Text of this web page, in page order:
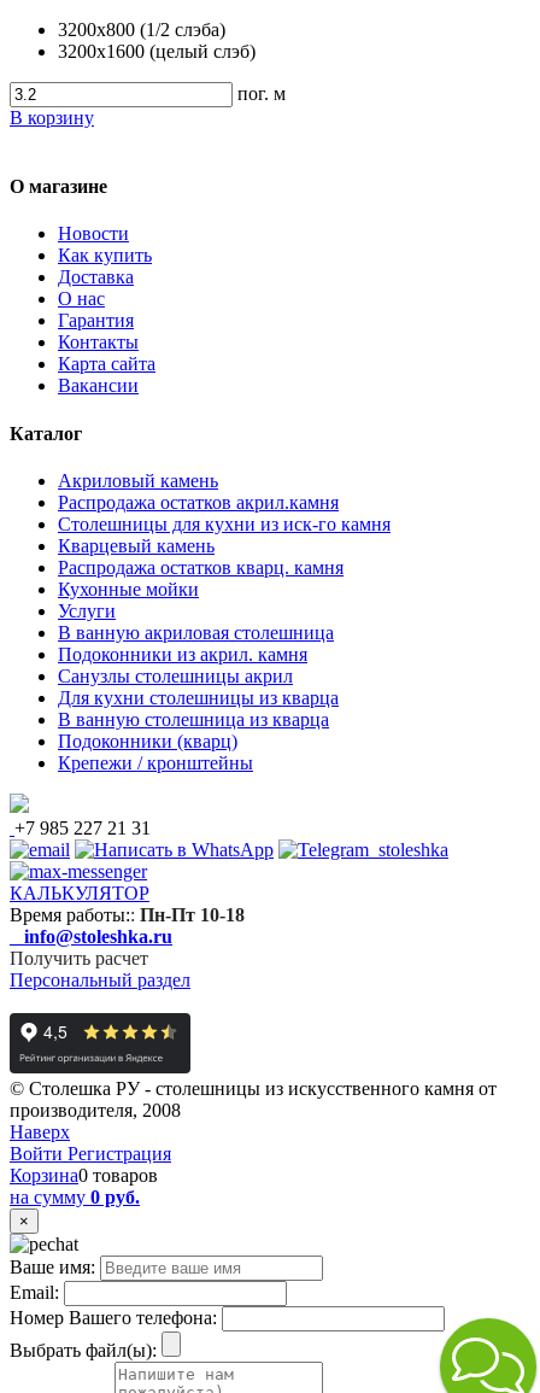
3200х800 (1/2 слэба)
3200х1600 (целый слэб)
пог. м
В корзину
О магазине
Новости
Как купить
Доставка
О нас
Гарантия
Контакты
Карта сайта
Вакансии
Каталог
Акриловый камень
Распродажа остатков акрил.камня
Столешницы для кухни из иск-го камня
Кварцевый камень
Распродажа остатков кварц. камня
Кухонные мойки
Услуги
В ванную акриловая столешница
Подоконники из акрил. камня
Санузлы столешницы акрил
Для кухни столешницы из кварца
В ванную столешница из кварца
Подоконники (кварц)
Крепежи / кронштейны
+7 985 227 21 31
КАЛЬКУЛЯТОР
Время работы:: Пн-Пт 10-18
info@stoleshka.ru
Получить расчет
Персональный раздел
© Столешка РУ - столешницы из искусственного камня от
производителя, 2008
Наверх
Войти Регистрация
Корзина0 товаров
на сумму 0 руб.
×
Ваше имя:
Email:
Номер Вашего телефона:
Выбрать файл(ы):